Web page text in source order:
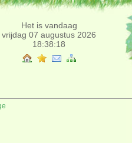
Het is vandaag
vrijdag 07 augustus 2026
18:38:18